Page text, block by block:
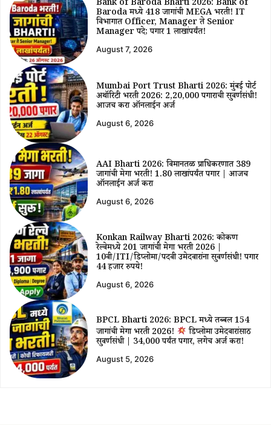
Bank of Baroda Bharti 2026: Bank of
Baroda मध्ये 418 जागांची MEGA भरती! IT
विभागात Officer, Manager ते Senior
Manager पदे; पगार ₹1 लाखांपर्यंत!
August 7, 2026
Mumbai Port Trust Bharti 2026: मुंबई पोर्ट
अथॉरिटी भरती 2026: ₹2,20,000 पगाराची सुवर्णसंधी!
आजच करा ऑनलाईन अर्ज
August 6, 2026
AAI Bharti 2026: विमानतळ प्राधिकरणात 389
जागांची मेगा भरती! ₹1.80 लाखांपर्यंत पगार | आजच
ऑनलाईन अर्ज करा
August 6, 2026
Konkan Railway Bharti 2026: कोकण
रेल्वेमध्ये 201 जागांची मेगा भरती 2026 |
10वी/ITI/डिप्लोमा/पदवी उमेदवारांना सुवर्णसंधी! पगार
44 हजार रुपये!
August 6, 2026
BPCL Bharti 2026: BPCL मध्ये तब्बल 154
जागांची मेगा भरती 2026!
डिप्लोमा उमेदवारांसाठी
सुवर्णसंधी | ₹34,000 पर्यंत पगार, लगेच अर्ज करा!
August 5, 2026